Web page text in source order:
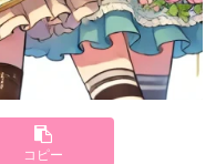
コピー